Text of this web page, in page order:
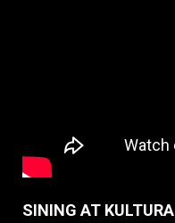
SINING AT KULTURA